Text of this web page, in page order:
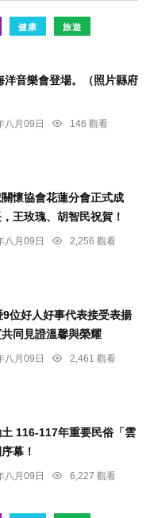
健康 旅遊
洋音樂會登場。（照片縣府
八月09日
146 觀看
懷協會花蓮分會正式成
王玫瑰、胡智民祝賀！
八月09日
2,256 觀看
位好人好事代表接受表揚
共同見證溫馨與榮耀
八月09日
2,461 觀看
116-117年重要民俗「雲
幕！
八月09日
6,227 觀看